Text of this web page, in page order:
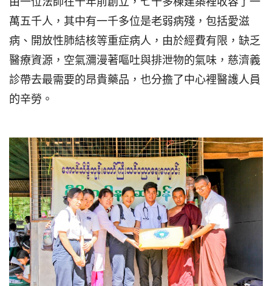
萬五千人，其中有一千多位是老弱病殘，包括愛滋
病、開放性肺結核等重症病人，由於經費有限，缺乏
醫療資源，空氣瀰漫著嘔吐與排泄物的氣味，慈濟義
診帶去最需要的昂貴藥品，也分擔了中心裡醫護人員
的辛勞。